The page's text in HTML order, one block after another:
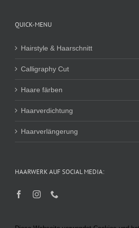
QUICK-MENU
Hairstyle & Haarschnitt
Calligraphy Cut
Haare färben
Haarverdichtung
Haarverlängerung
HAARWERK AUF SOCIAL MEDIA: